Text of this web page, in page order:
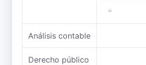
Análisis contable
Derecho público